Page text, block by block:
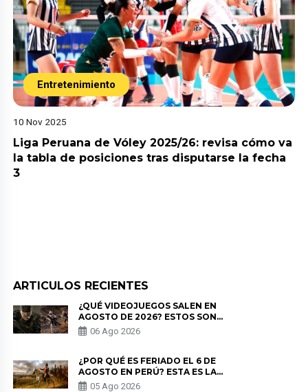
Entretenimiento
10 Nov 2025
Liga Peruana de Vóley 2025/26: revisa cómo va
la tabla de posiciones tras disputarse la fecha
3
ARTICULOS RECIENTES
¿QUÉ VIDEOJUEGOS SALEN EN
AGOSTO DE 2026? ESTOS SON
LOS ESTRENOS MÁS ESPERADOS
06 Ago 2026
¿POR QUÉ ES FERIADO EL 6 DE
AGOSTO EN PERÚ? ESTA ES LA
HISTORIA
05 Ago 2026